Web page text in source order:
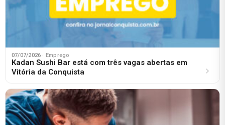
07/07/2026 · Emprego
Kadan Sushi Bar está com três vagas abertas em
Vitória da Conquista